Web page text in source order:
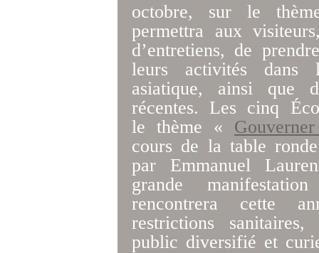
octobre, sur le
permettra aux
d’entretiens, de
leurs activités dans
asiatique, ainsi que
récentes. Les cinq
le thème «
cours de la table
par Emmanuel
grande
rencontrera cette
restrictions
public diversifié et